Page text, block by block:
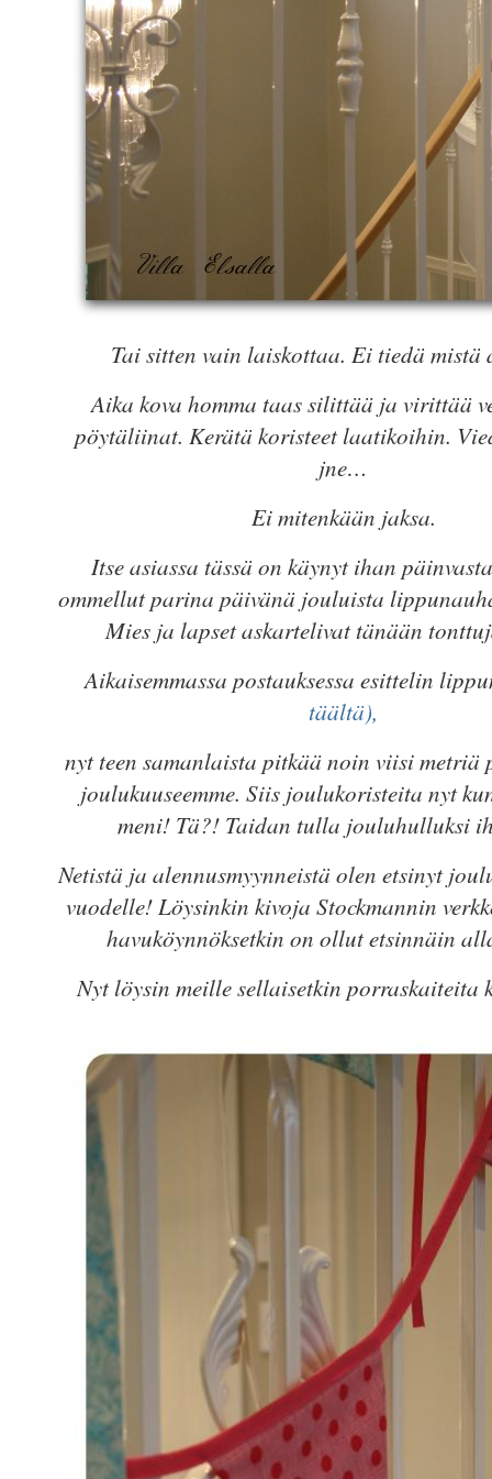
Tai sitten vain laiskottaa. Ei tiedä
Aika kova homma taas silittää ja virittää
pöytäliinat. Kerätä koristeet laatikoihin.
jne…
Ei mitenkään jaksa.
Itse asiassa tässä on käynyt ihan
ommellut parina päivänä jouluista
Mies ja lapset askartelivat tänään
Aikaisemmassa postauksessa esittelin
täältä),
nyt teen samanlaista pitkää noin viisi metriä
joulukuuseemme. Siis joulukoristeita nyt
meni! Tä?! Taidan tulla jouluhulluksi
Netistä ja alennusmyynneistä olen etsinyt
vuodelle! Löysinkin kivoja Stockmannin
havuköynnöksetkin on ollut etsinnäin
Nyt löysin meille sellaisetkin porraskaiteita